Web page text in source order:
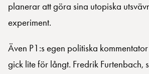
planerar att göra sina utopiska
experiment.
Även P1:s egen politiska
gick lite för långt. Fredrik Furtenbach,